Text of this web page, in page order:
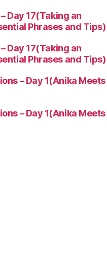
Day 17(Taking an
Phrases and Tips)
Day 17(Taking an
Phrases and Tips)
– Day 1(Anika Meets
– Day 1(Anika Meets